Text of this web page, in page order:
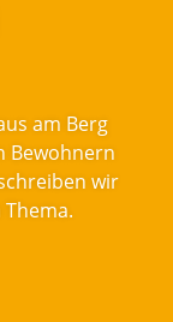
am Berg
Bewohnern
wir